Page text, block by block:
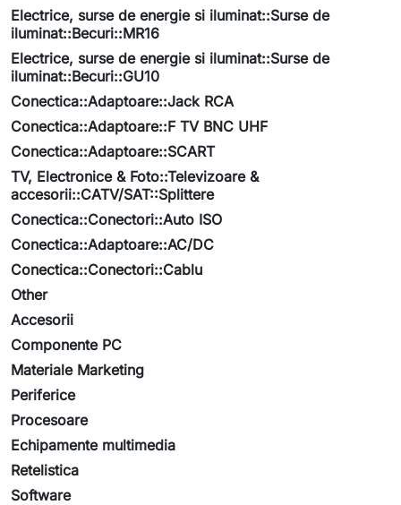
Electrice, surse de energie si iluminat::Surse de
iluminat::Becuri::MR16
Electrice, surse de energie si iluminat::Surse de
iluminat::Becuri::GU10
Conectica::Adaptoare::Jack RCA
Conectica::Adaptoare::F TV BNC UHF
Conectica::Adaptoare::SCART
TV, Electronice & Foto::Televizoare &
accesorii::CATV/SAT::Splittere
Conectica::Conectori::Auto ISO
Conectica::Adaptoare::AC/DC
Conectica::Conectori::Cablu
Other
Accesorii
Componente PC
Materiale Marketing
Periferice
Procesoare
Echipamente multimedia
Retelistica
Software